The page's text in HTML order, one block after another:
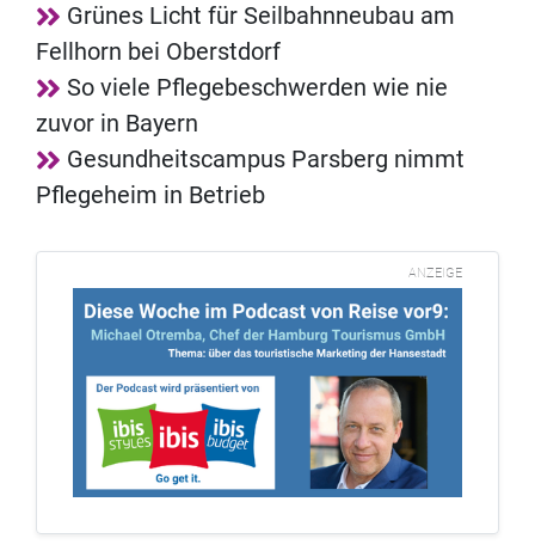
Grünes Licht für Seilbahnneubau am
Fellhorn bei Oberstdorf
So viele Pflegebeschwerden wie nie
zuvor in Bayern
Gesundheitscampus Parsberg nimmt
Pflegeheim in Betrieb
ANZEIGE